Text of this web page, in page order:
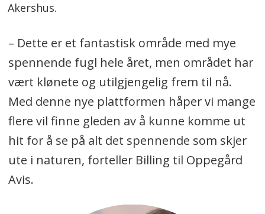
Akershus.
– Dette er et fantastisk område med mye
spennende fugl hele året, men området har
vært klønete og utilgjengelig frem til nå.
Med denne nye plattformen håper vi mange
flere vil finne gleden av å kunne komme ut
hit for å se på alt det spennende som skjer
ute i naturen, forteller Billing til Oppegård
Avis.